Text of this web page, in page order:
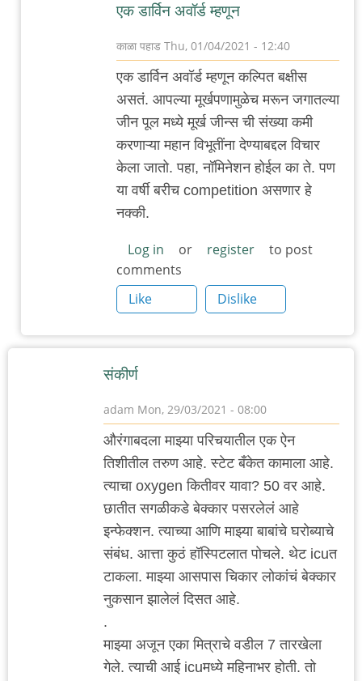
एक डार्विन अवॉर्ड म्हणून
काळा पहाड Thu, 01/04/2021 - 12:40
In
reply
to
औरंगाबाद
:
आणि
काही
दिवस
by
adam
एक डार्विन अवॉर्ड म्हणून कल्पित बक्षीस
असतं. आपल्या मूर्खपणामुळेच मरून जगातल्या
जीन पूल मध्ये मूर्ख जीन्स ची संख्या कमी
करणाऱ्या महान विभूतींना देण्याबद्दल विचार
केला जातो. पहा, नॉमिनेशन होईल का ते. पण
या वर्षी बरीच competition असणार हे
नक्की.
Log in or register
to post
comments
Like
Dislike
संकीर्ण
adam Mon, 29/03/2021 - 08:00
औरंगाबदला माझ्या परिचयातील एक ऐन
तिशीतील तरुण आहे. स्टेट बँकेत कामाला आहे.
त्याचा oxygen कितीवर यावा? 50 वर आहे.
छातीत सगळीकडे बेक्कार पसरलेलं आहे
इन्फेक्शन. त्याच्या आणि माझ्या बाबांचे घरोब्याचे
संबंध. आत्ता कुठं हॉस्पिटलात पोचले. थेट icuत
टाकला. माझ्या आसपास चिकार लोकांचं बेक्कार
नुकसान झालेलं दिसत आहे.
.
माझ्या अजून एका मित्राचे वडील 7 तारखेला
गेले. त्याची आई icuमध्ये महिनाभर होती. तो